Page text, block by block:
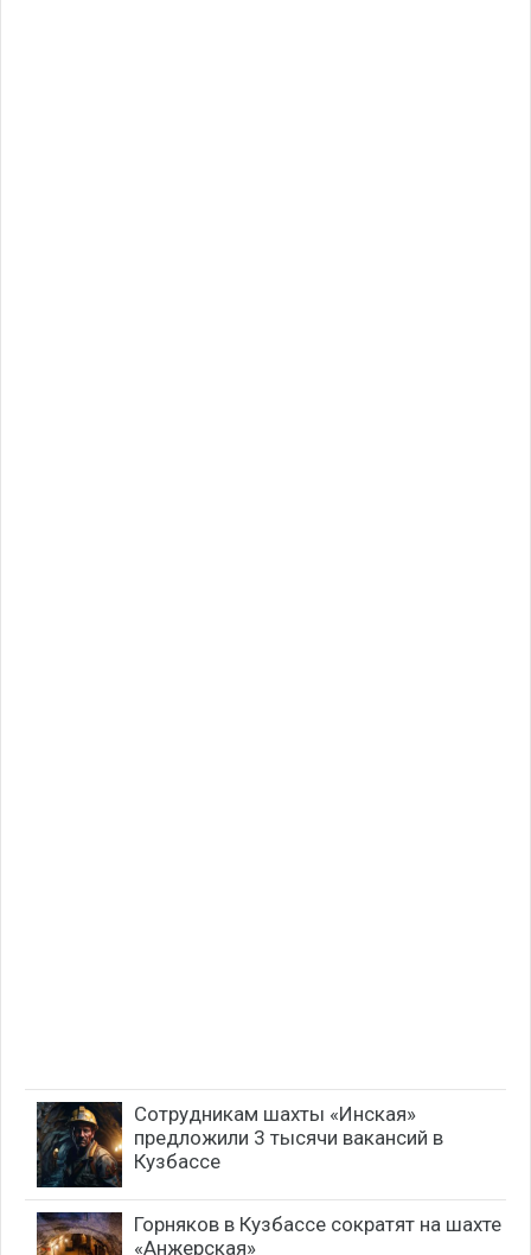
Сотрудникам шахты «Инская»
предложили 3 тысячи вакансий в
Кузбассе
Горняков в Кузбассе сократят на шахте
«Анжерская»